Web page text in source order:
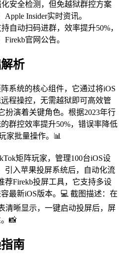
安全检测，但免越狱群控方案
Insider实时资讯。
自动扫码进群，效率提升50%，
官网公告。
析
系统的核心组件，它通过将iOS
程操控，无需越狱即可高效管
扮演着关键角色。根据2023年行
群控效率提升50%，错误率降低
家批量操作。📊
矩阵玩家，管理100台iOS设
引入苹果投屏系统后，自动化流
荐Firekb投屏工具，它支持多设
最新iOS版本。💻 截图描述：在
清晰显示，一键启动投屏后，屏
📸
南